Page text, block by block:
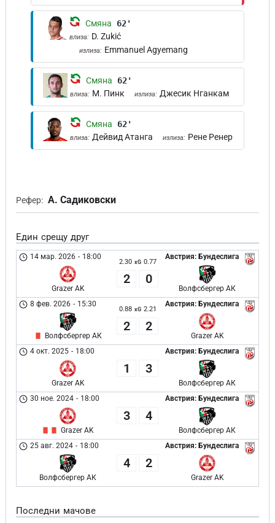
Смяна 62'
влиза: D. Zukić
излиза: Emmanuel Agyemang
Смяна 62'
влиза: М. Пинк излиза: Джесик Нганкам
Смяна 62'
влиза: Дейвид Атанга излиза: Рене Ренер
Рефер: А. Садиковски
Един срещу друг
Австрия: Бундеслига
14 мар. 2026 - 18:00
Grazer AK
2.30 xG 0.77
2 0
Волфсбергер АК
Австрия: Бундеслига
8 фев. 2026 - 15:30
Волфсбергер АК
0.88 xG 2.21
2 2
Grazer AK
Австрия: Бундеслига
4 окт. 2025 - 18:00
Grazer AK
1 3
Волфсбергер АК
Австрия: Бундеслига
30 ное. 2024 - 18:00
Grazer AK
3 4
Волфсбергер АК
Австрия: Бундеслига
25 авг. 2024 - 18:00
Волфсбергер АК
4 2
Grazer AK
Последни мачове